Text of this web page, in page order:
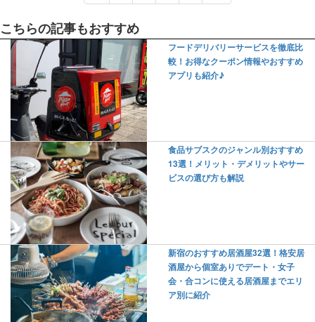
こちらの記事もおすすめ
フードデリバリーサービスを徹底比
較！お得なクーポン情報やおすすめ
アプリも紹介♪
食品サブスクのジャンル別おすすめ
13選！メリット・デメリットやサー
ビスの選び方も解説
新宿のおすすめ居酒屋32選！格安居
酒屋から個室ありでデート・女子
会・合コンに使える居酒屋までエリ
ア別に紹介